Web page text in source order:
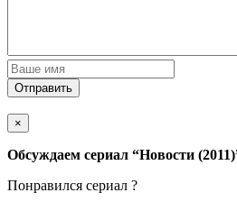
Отправить
×
Обсуждаем cериал “Новости
Понравился cериал ?